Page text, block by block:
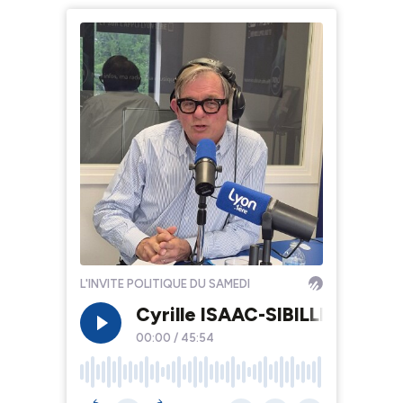
L'INVITE POLITIQUE DU SAMEDI
Cyrille ISAAC-SIBILLE :
00:00 / 45:54